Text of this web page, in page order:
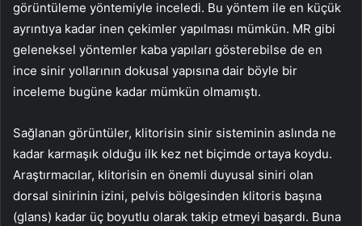
görüntüleme yöntemiyle inceledi. Bu yöntem ile en küçük
ayrıntıya kadar inen çekimler yapılması mümkün. MR gibi
geleneksel yöntemler kaba yapıları gösterebilse de en
ince sinir yollarının dokusal yapısına dair böyle bir
inceleme bugüne kadar mümkün olmamıştı.
Sağlanan görüntüler, klitorisin sinir sisteminin aslında ne
kadar karmaşık olduğu ilk kez net biçimde ortaya koydu.
Araştırmacılar, klitorisin en önemli duyusal siniri olan
dorsal sinirinin izini, pelvis bölgesinden klitoris başına
(glans) kadar üç boyutlu olarak takip etmeyi başardı. Buna